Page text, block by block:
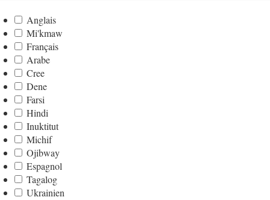
Anglais
Mi'kmaw
Français
Arabe
Cree
Dene
Farsi
Hindi
Inuktitut
Michif
Ojibway
Espagnol
Tagalog
Ukrainien